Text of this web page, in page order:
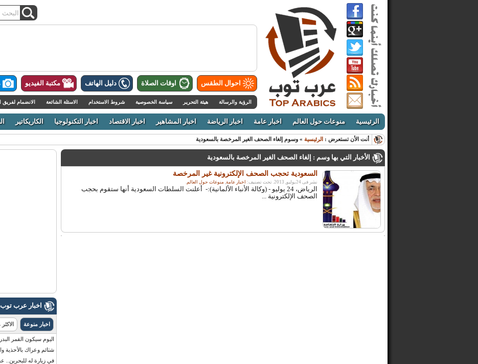
احوال الطقس اوقات الصلاة دليل الهاتف مكتبة الفيديو
الرؤية والرسالة هيئة التحرير سياسة الخصوصية شروط الاستخدام الاسئلة الشائعة الانضمام لفريق
الرئيسية منوعات حول العالم اخبار عامة اخبار الرياضة اخبار المشاهير اخبار الاقتصاد اخبار التكنولوجيا الكاريكاتير
أنت الأن تستعرض : الرئيسية » وسوم إلغاء الصحف الغير المرخصة بالسعودية
الأخبار التي بها وسم : إلغاء الصحف الغير المرخصة بالسعودية
السعودية تحجب الصحف الإلكترونية غير المرخصة
نشر فى 24يوليو, 2013. تحت تصنيف: اخبار عامة, منوعات حول العالم.
الرياض، 24 يوليو - (وكالة الأنباء الألمانية):- أعلنت السلطات السعودية أنها ستقوم بحجب
الصحف الإلكترونية ...
اخبار عرب توب
اخبار منوعة
اليوم سيكون القمر البدر
شتائم وعراك بالأحذية
في زيارة له للبحرين..